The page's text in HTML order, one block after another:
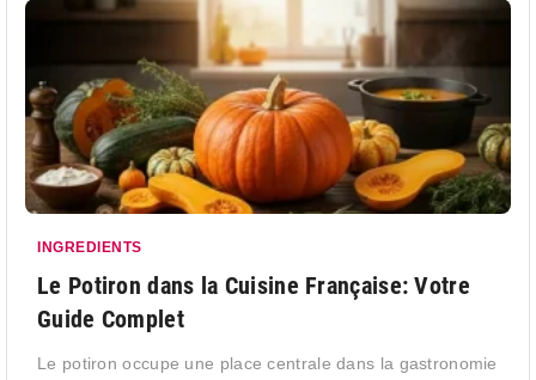
INGREDIENTS
Le Potiron dans la Cuisine Française: Votre
Guide Complet
Le potiron occupe une place centrale dans la gastronomie